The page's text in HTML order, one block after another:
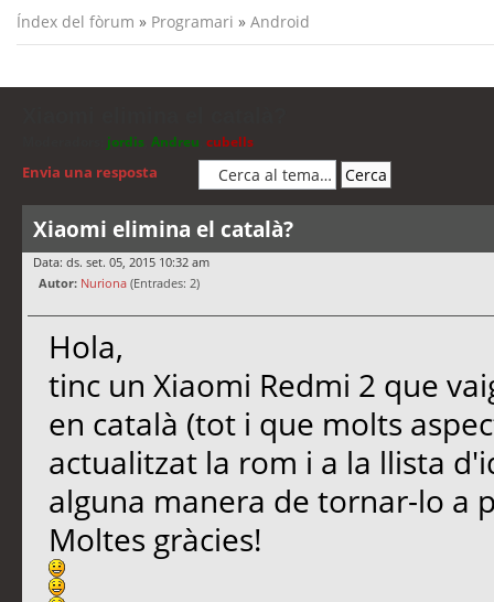
Índex del fòrum » Programari » Android
jordis Andreu cubells
Envia una resposta
Xiaomi elimina el català?
Data: ds. set. 05, 2015 10:32 am
Autor: Nuriona (Entrades: 2)
Hola,
tinc un Xiaomi Redmi 2 que
en català (tot i que molts
actualitzat la rom i a la llista
alguna manera de tornar-lo a
Moltes gràcies!